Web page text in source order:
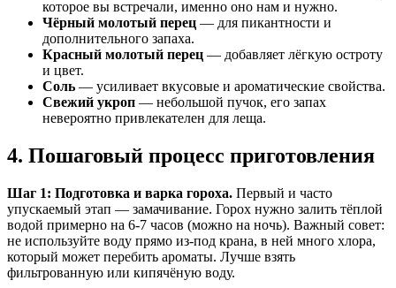
которое вы встречали, именно оно нам и нужно.
Чёрный молотый перец — для пикантности и
дополнительного запаха.
Красный молотый перец — добавляет лёгкую остроту
и цвет.
Соль — усиливает вкусовые и ароматические свойства.
Свежий укроп — небольшой пучок, его запах
невероятно привлекателен для леща.
4. Пошаговый процесс приготовления
Шаг 1: Подготовка и варка гороха. Первый и часто
упускаемый этап — замачивание. Горох нужно залить тёплой
водой примерно на 6-7 часов (можно на ночь). Важный совет:
не используйте воду прямо из-под крана, в ней много хлора,
который может перебить ароматы. Лучше взять
фильтрованную или кипячёную воду.